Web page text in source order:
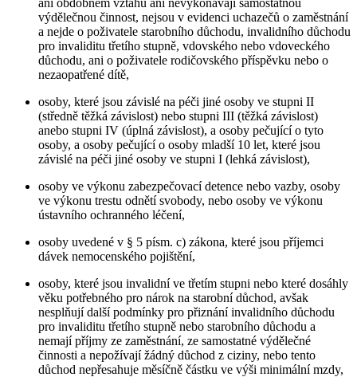
výdělečnou činnost, nejsou v evidenci uchazečů o zaměstnání
a nejde o poživatele starobního důchodu, invalidního důchodu
pro invaliditu třetího stupně, vdovského nebo vdoveckého
důchodu, ani o poživatele rodičovského příspěvku nebo o
nezaopatřené dítě,
osoby, které jsou závislé na péči jiné osoby ve stupni II
(středně těžká závislost) nebo stupni III (těžká závislost)
anebo stupni IV (úplná závislost), a osoby pečující o tyto
osoby, a osoby pečující o osoby mladší 10 let, které jsou
závislé na péči jiné osoby ve stupni I (lehká závislost),
osoby ve výkonu zabezpečovací detence nebo vazby, osoby
ve výkonu trestu odnětí svobody, nebo osoby ve výkonu
ústavního ochranného léčení,
osoby uvedené v § 5 písm. c) zákona, které jsou příjemci
dávek nemocenského pojištění,
osoby, které jsou invalidní ve třetím stupni nebo které dosáhly
věku potřebného pro nárok na starobní důchod, avšak
nesplňují další podmínky pro přiznání invalidního důchodu
pro invaliditu třetího stupně nebo starobního důchodu a
nemají příjmy ze zaměstnání, ze samostatné výdělečné
činnosti a nepožívají žádný důchod z ciziny, nebo tento
důchod nepřesahuje měsíčně částku ve výši minimální mzdy,